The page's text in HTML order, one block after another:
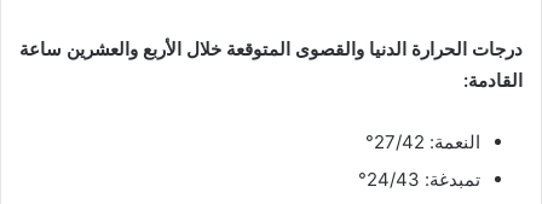
درجات الحرارة الدنيا والقصوى المتوقعة خلال الأربع والعشرين ساعة
القادمة:
النعمة: 27/42°
تمبدغة: 24/43°